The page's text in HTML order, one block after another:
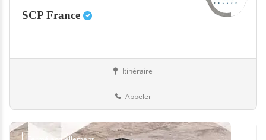
SCP France
Itinéraire
Appeler